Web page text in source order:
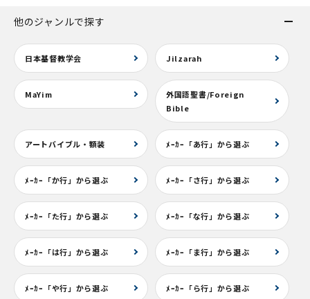
他のジャンルで探す
日本基督教学会 Jilzarah
MaYim
外国語聖書/Foreign
Bible
アートバイブル・額装 ﾒｰｶｰ「あ行」から選ぶ
ﾒｰｶｰ「か行」から選ぶ ﾒｰｶｰ「さ行」から選ぶ
ﾒｰｶｰ「た行」から選ぶ ﾒｰｶｰ「な行」から選ぶ
ﾒｰｶｰ「は行」から選ぶ ﾒｰｶｰ「ま行」から選ぶ
ﾒｰｶｰ「や行」から選ぶ ﾒｰｶｰ「ら行」から選ぶ